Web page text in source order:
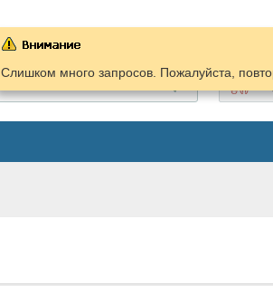
Слишком много запросов. Пожалуйста,